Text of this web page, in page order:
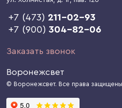
+7 (473) 211-02-93
+7 (900)304-82-06
Заказать звонок
Воронежсвет
© Воронежсвет. Все права